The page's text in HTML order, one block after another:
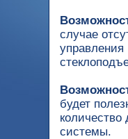
случае
управления
будет
количество
системы.